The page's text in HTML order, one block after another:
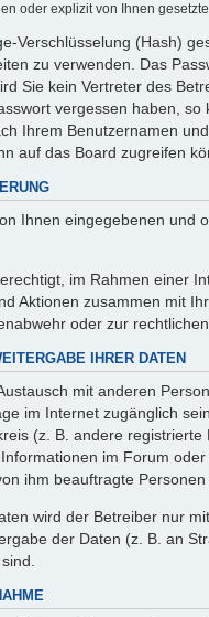
oder explizit von Ihnen
Verschlüsselung (Hash)
zu verwenden. Das
Sie kein Vertreter des
vergessen haben,
Ihrem Benutzernamen
auf das Board zugreifen
Ihnen eingegebenen
im Rahmen einer
Aktionen zusammen mit
oder zur
IHRER DATEN
mit anderen
im Internet zugänglich
(z. B. andere
im Forum
ihm beauftragte
wird der Betreiber nur
der Daten (z. B. an